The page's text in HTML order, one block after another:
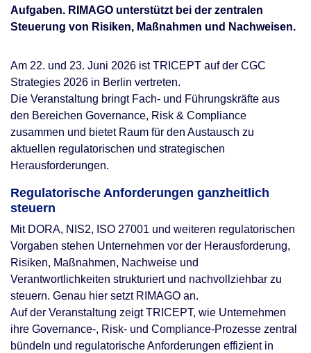
Aufgaben. RIMAGO unterstützt bei der zentralen
Steuerung von Risiken, Maßnahmen und Nachweisen.
Am 22. und 23. Juni 2026 ist TRICEPT auf der CGC
Strategies 2026 in Berlin vertreten.
Die Veranstaltung bringt Fach- und Führungskräfte aus
den Bereichen Governance, Risk & Compliance
zusammen und bietet Raum für den Austausch zu
aktuellen regulatorischen und strategischen
Herausforderungen.
Regulatorische Anforderungen ganzheitlich
steuern
Mit DORA, NIS2, ISO 27001 und weiteren regulatorischen
Vorgaben stehen Unternehmen vor der Herausforderung,
Risiken, Maßnahmen, Nachweise und
Verantwortlichkeiten strukturiert und nachvollziehbar zu
steuern. Genau hier setzt RIMAGO an.
Auf der Veranstaltung zeigt TRICEPT, wie Unternehmen
ihre Governance-, Risk- und Compliance-Prozesse zentral
bündeln und regulatorische Anforderungen effizient in